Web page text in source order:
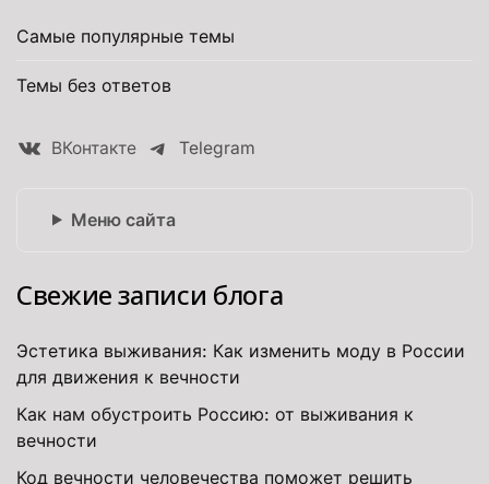
Самые популярные темы
Темы без ответов
ВКонтакте Telegram
Меню сайта
Свежие записи блога
Эстетика выживания: Как изменить моду в России
для движения к вечности
Как нам обустроить Россию: от выживания к
вечности
Код вечности человечества поможет решить